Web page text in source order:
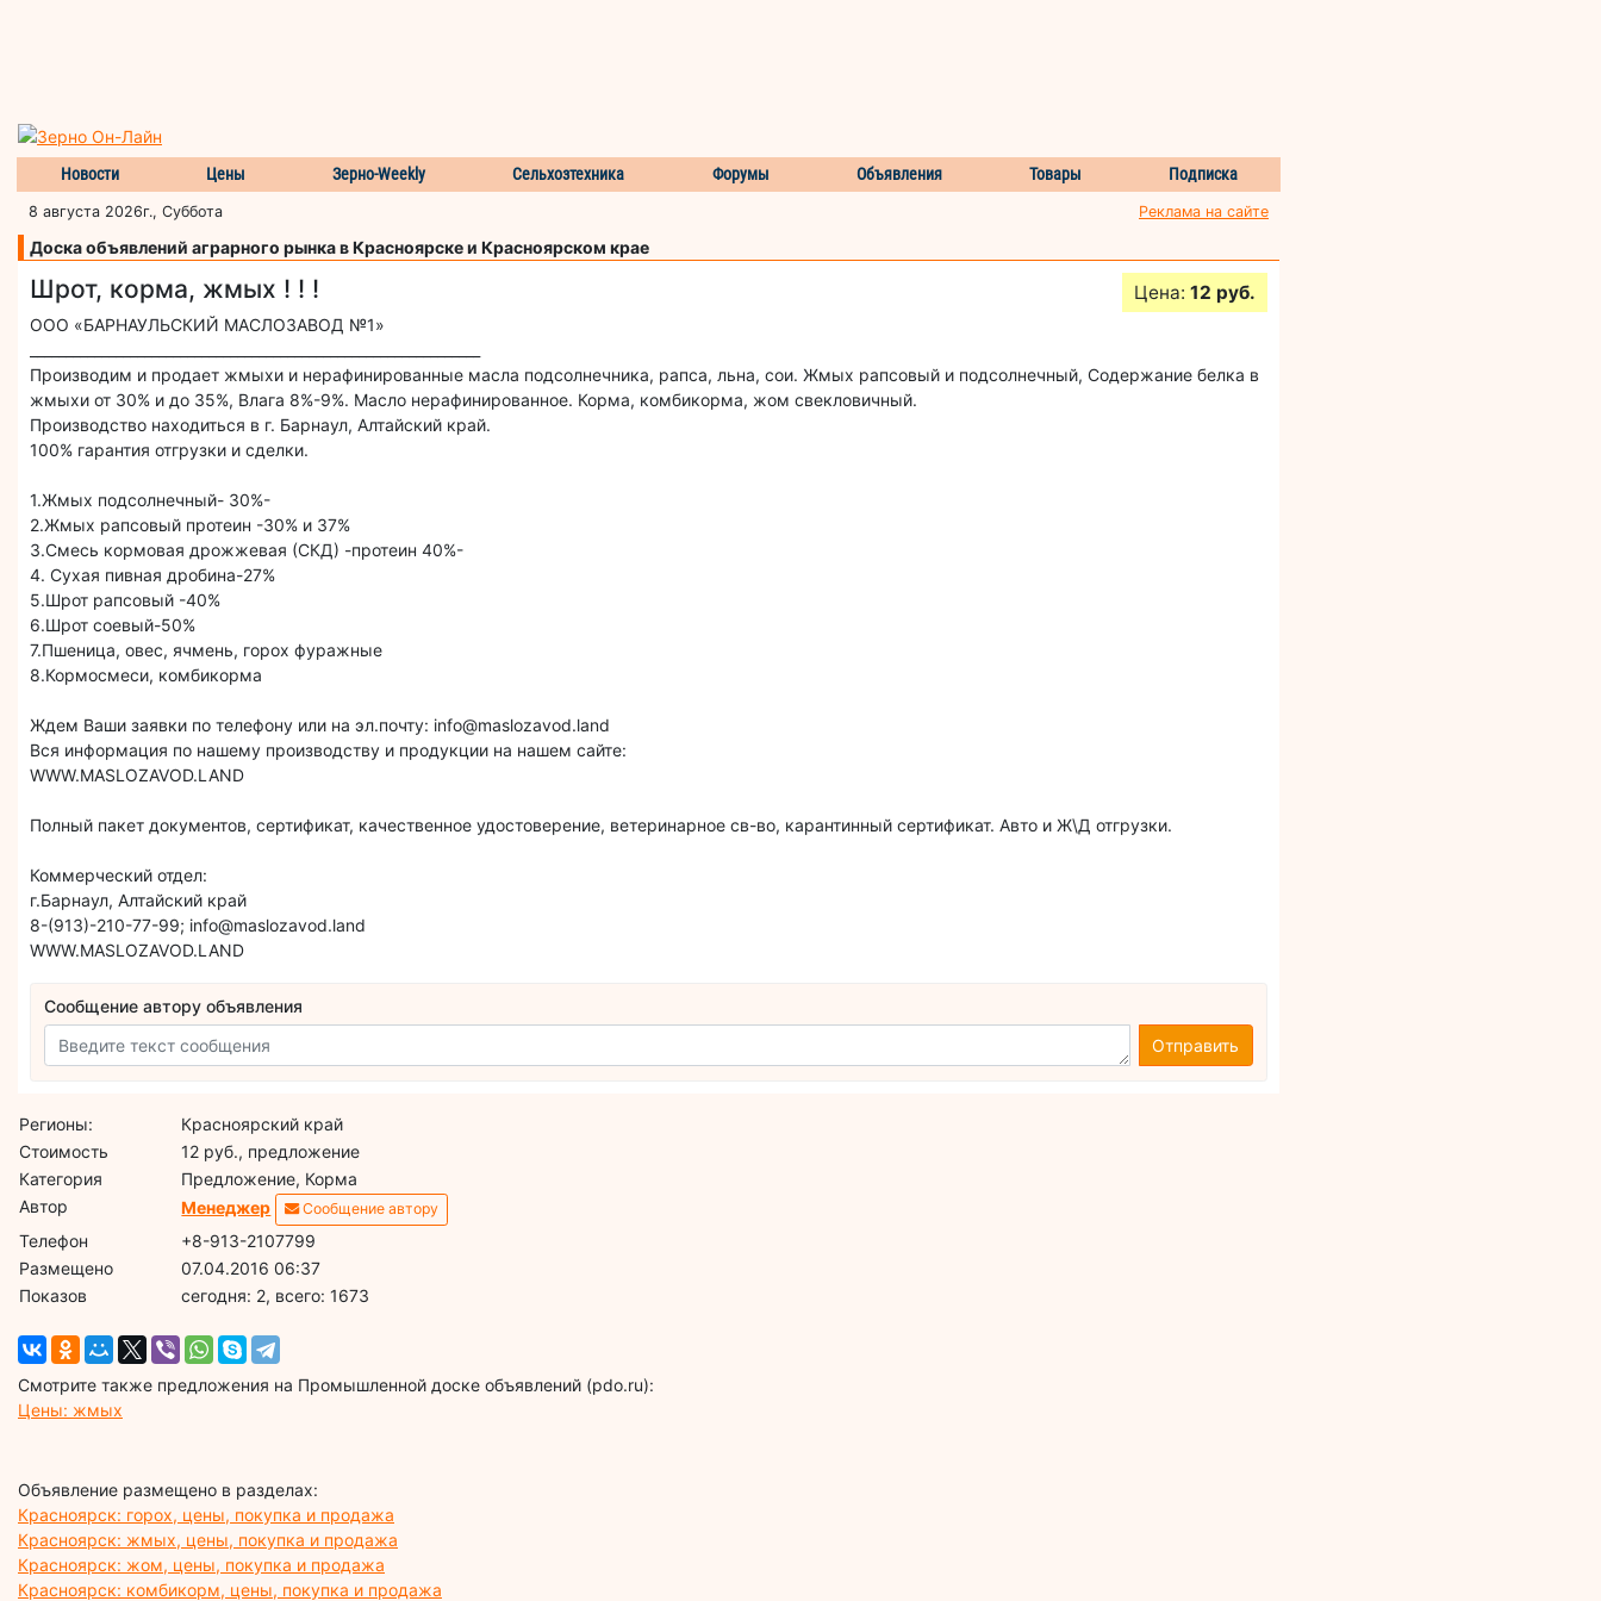
Новости Цены Зерно-Weekly Сельхозтехника Форумы Объявления Товары Подписка
8 августа 2026г., Суббота Реклама на сайте
Доска объявлений аграрного рынка в Красноярске и Красноярском крае
Шрот, корма, жмых ! ! ! Цена: 12 руб.
ООО «БАРНАУЛЬСКИЙ МАСЛОЗАВОД №1»
Производим и продает жмыхи и нерафинированные масла подсолнечника, рапса, льна, сои. Жмых рапсовый и подсолнечный, Содержание белка в
жмыхи от 30% и до 35%, Влага 8%-9%. Масло нерафинированное. Корма, комбикорма, жом свекловичный.
Производство находиться в г. Барнаул, Алтайский край.
100% гарантия отгрузки и сделки.
1.Жмых подсолнечный- 30%-
2.Жмых рапсовый протеин -30% и 37%
3.Смесь кормовая дрожжевая (СКД) -протеин 40%-
4. Сухая пивная дробина-27%
5.Шрот рапсовый -40%
6.Шрот соевый-50%
7.Пшеница, овес, ячмень, горох фуражные
8.Кормосмеси, комбикорма
Ждем Ваши заявки по телефону или на эл.почту: info@maslozavod.land
Вся информация по нашему производству и продукции на нашем сайте:
WWW.MASLOZAVOD.LAND
Полный пакет документов, сертификат, качественное удостоверение, ветеринарное св-во, карантинный сертификат. Авто и Ж\Д отгрузки.
Коммерческий отдел:
г.Барнаул, Алтайский край
8-(913)-210-77-99; info@maslozavod.land
WWW.MASLOZAVOD.LAND
Сообщение автору объявления
Отправить
Регионы:
Красноярский край
Стоимость
12 руб., предложение
Категория
Предложение, Корма
Автор
Менеджер Сообщение автору
Телефон
+8-913-2107799
Размещено
07.04.2016 06:37
Показов
cегодня: 2, всего: 1673
Смотрите также предложения на Промышленной доске объявлений (pdo.ru):
Цены: жмых
Объявление размещено в разделах:
Красноярск: горох, цены, покупка и продажа
Красноярск: жмых, цены, покупка и продажа
Красноярск: жом, цены, покупка и продажа
Красноярск: комбикорм, цены, покупка и продажа